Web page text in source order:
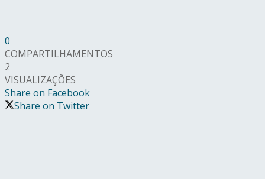
0
COMPARTILHAMENTOS
2
VISUALIZAÇÕES
Share on Facebook
Share on Twitter